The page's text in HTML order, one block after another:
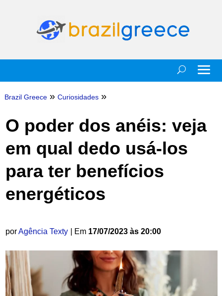
Brazil Greece » Curiosidades »
O poder dos anéis: veja
em qual dedo usá-los
para ter benefícios
energéticos
porAgência Texty | Em 17/07/2023 às 20:00